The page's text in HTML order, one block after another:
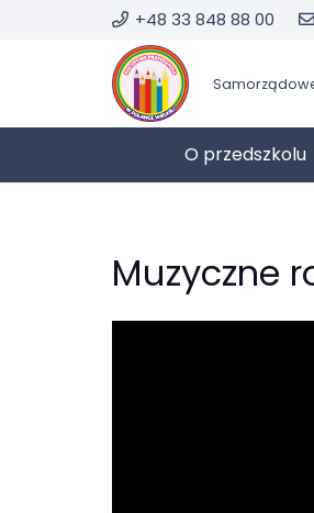
+48 33 848 88 00
O przedszkolu
Muzyczne